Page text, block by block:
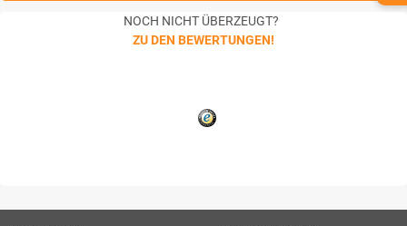
NOCH NICHT ÜBERZEUGT?
ZU DEN BEWERTUNGEN!